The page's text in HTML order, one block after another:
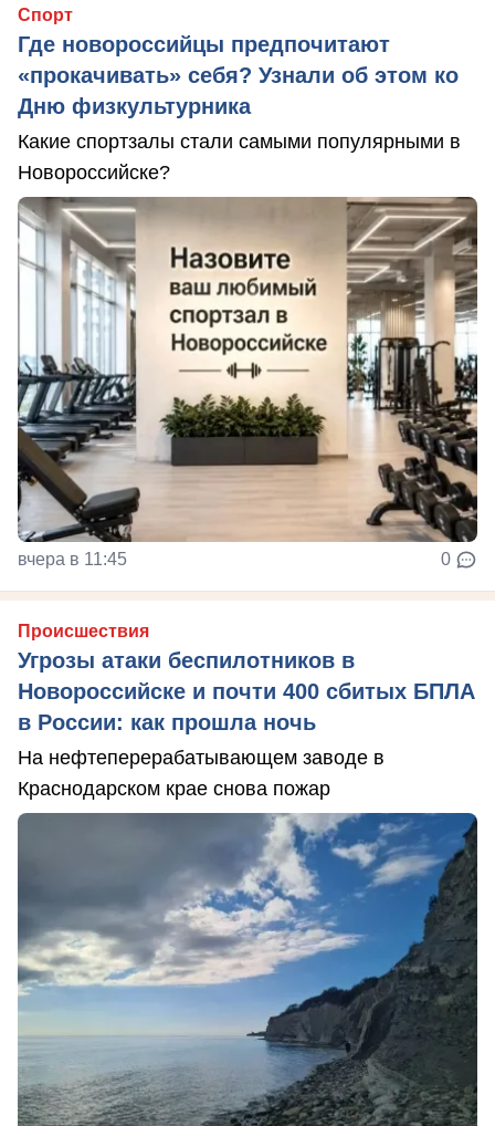
Спорт
Где новороссийцы предпочитают
«прокачивать» себя? Узнали об этом ко
Дню физкультурника
Какие спортзалы стали самыми популярными в
Новороссийске?
вчера в 11:45 0
Происшествия
Угрозы атаки беспилотников в
Новороссийске и почти 400 сбитых БПЛА
в России: как прошла ночь
На нефтеперерабатывающем заводе в
Краснодарском крае снова пожар